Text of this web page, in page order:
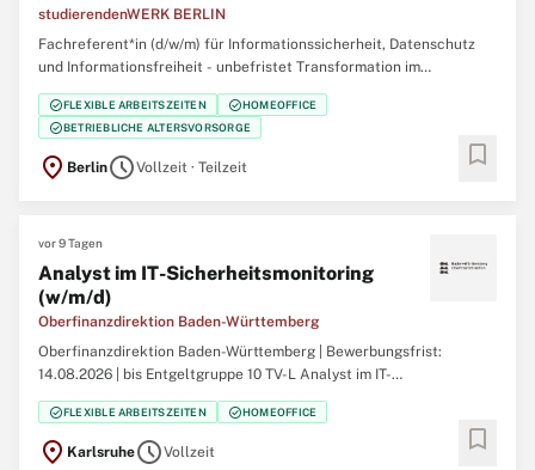
studierendenWERK BERLIN
Fachreferent*in (d/w/m) für Informationssicherheit, Datenschutz
und Informationsfreiheit - unbefristet Transformation im
öffentlichen Dienst – ja, das geht! Du willst Transformation im
öffentlichen Dienst nicht nur begleiten, sondern mitgestalten?
Dann bist du bei uns genau richtig:
check_circleFLEXIBLE ARBEITSZEITEN check_circleHOMEOFFICE
check_circleBETRIEBLICHE ALTERSVORSORGE
location_on BerlinscheduleVollzeit · Teilzeit bookmark
vor 9 Tagen
Analyst im IT-Sicherheitsmonitoring
(w/m/d)
Oberfinanzdirektion Baden-Württemberg
Oberfinanzdirektion Baden-Württemberg | Bewerbungsfrist:
14.08.2026 | bis Entgeltgruppe 10 TV-L Analyst im IT-
Sicherheitsmonitoring (w/m/d); Standort Karlsruhe Informationen
zur Oberfinanzdirektion BW finden Sie hier. Ihre Aufgaben: Betrieb
der (Sicherheits-)Monitoring-Lösungen für
check_circleFLEXIBLE ARBEITSZEITEN check_circleHOMEOFFICE
location_on KarlsruhescheduleVollzeit bookmark